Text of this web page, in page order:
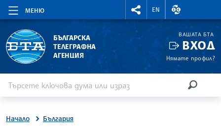
МЕНЮ
RIGHTMENU.SOCIAL
EN
ВАЛУТНИ
БЪЛГАРСКА
ТЕЛЕГРАФНА
АГЕНЦИЯ
ВАШАТА БТА
ВХОД
Нямате профил?
Начало България